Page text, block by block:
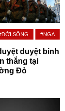
SỐNG #NGA
duyệt binh
thắng tại
Đỏ